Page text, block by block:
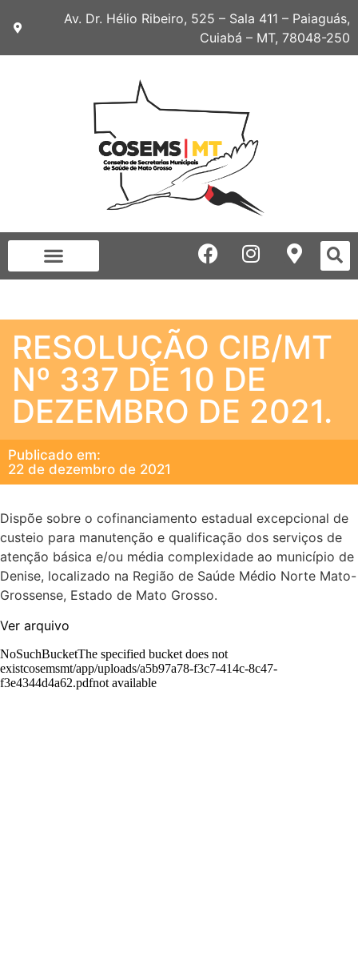
Av. Dr. Hélio Ribeiro, 525 – Sala 411 – Paiaguás,
Cuiabá – MT, 78048-250
RESOLUÇÃO CIB/MT
Nº 337 DE 10 DE
DEZEMBRO DE 2021.
Publicado em:
22 de dezembro de 2021
Dispõe sobre o cofinanciamento estadual excepcional de
custeio para manutenção e qualificação dos serviços de
atenção básica e/ou média complexidade ao município de
Denise, localizado na Região de Saúde Médio Norte Mato-
Grossense, Estado de Mato Grosso.
Ver arquivo